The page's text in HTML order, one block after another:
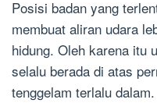
Posisi badan yang
membuat aliran udara
hidung. Oleh karena itu
selalu berada di atas
tenggelam terlalu dalam.